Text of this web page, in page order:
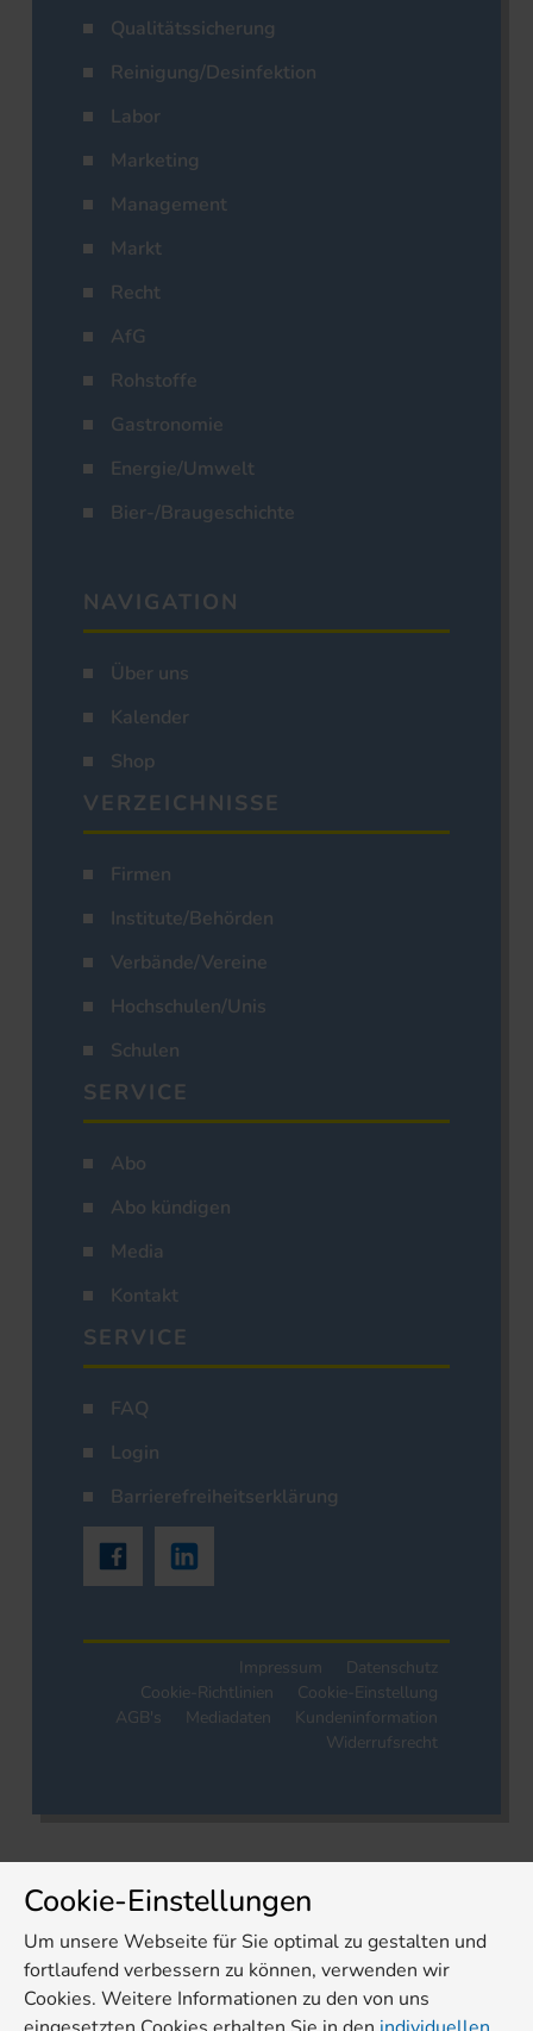
Qualitätssicherung
Reinigung/Desinfektion
Labor
Marketing
Management
Markt
Recht
AfG
Rohstoffe
Gastronomie
Energie/Umwelt
Bier-/Braugeschichte
NAVIGATION
Über uns
Kalender
Shop
VERZEICHNISSE
Firmen
Institute/Behörden
Verbände/Vereine
Hochschulen/Unis
Schulen
SERVICE
Abo
Abo kündigen
Media
Kontakt
SERVICE
FAQ
Login
Barrierefreiheitserklärung
Impressum
Datenschutz
Cookie-Richtlinien
Cookie-Einstellung
AGB's
Mediadaten
Kundeninformation
Widerrufsrecht
Cookie-Einstellungen
Um unsere Webseite für Sie optimal zu gestalten und
fortlaufend verbessern zu können, verwenden wir
Cookies. Weitere Informationen zu den von uns